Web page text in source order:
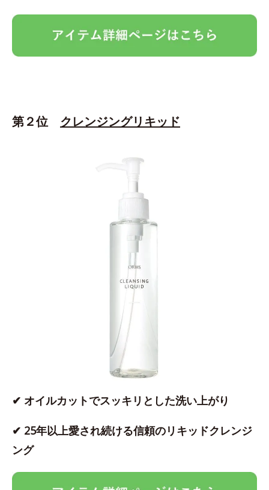
第２位 クレンジングリキッド
✔ オイルカットでスッキリとした洗い上がり
✔ 25年以上愛され続ける信頼のリキッドクレンジ
ング